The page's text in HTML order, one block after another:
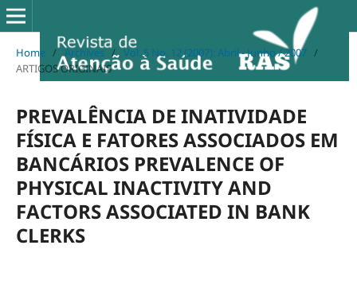
Home / Archives / Vol. 5 No. 12 (2007): Abril - Junho / 2007 /
ARTIGOS ORIGINAIS
PREVALÊNCIA DE INATIVIDADE
FÍSICA E FATORES ASSOCIADOS EM
BANCÁRIOS PREVALENCE OF
PHYSICAL INACTIVITY AND
FACTORS ASSOCIATED IN BANK
CLERKS